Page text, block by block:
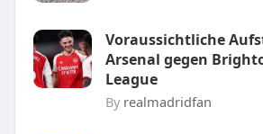
Voraussichtliche
Arsenal gegen
League
By realmadridfan